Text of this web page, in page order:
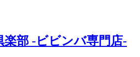
楽部 -ビビンバ専門店-